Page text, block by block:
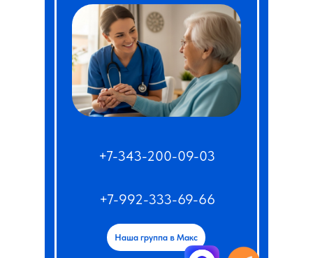
+7-343-200-09-03
+7-992-333-69-66
Наша группа в Макс